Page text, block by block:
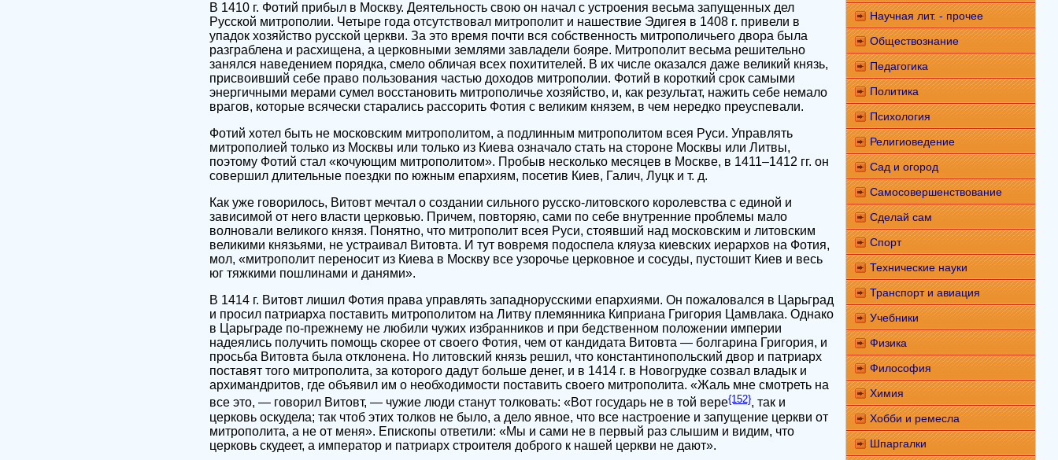
В 1410 г. Фотий прибыл в Москву. Деятельность свою он начал с устроения весьма запущенных дел
Русской митрополии. Четыре года отсутствовал митрополит и нашествие Эдигея в 1408 г. привели в
упадок хозяйство русской церкви. За это время почти вся собственность митрополичьего двора была
разграблена и расхищена, а церковными землями завладели бояре. Митрополит весьма решительно
занялся наведением порядка, смело обличая всех похитителей. В их числе оказался даже великий князь,
присвоивший себе право пользования частью доходов митрополии. Фотий в короткий срок самыми
энергичными мерами сумел восстановить митрополичье хозяйство, и, как результат, нажить себе немало
врагов, которые всячески старались рассорить Фотия с великим князем, в чем нередко преуспевали.
Фотий хотел быть не московским митрополитом, а подлинным митрополитом всея Руси. Управлять
митрополией только из Москвы или только из Киева означало стать на стороне Москвы или Литвы,
поэтому Фотий стал «кочующим митрополитом». Пробыв несколько месяцев в Москве, в 1411–1412 гг. он
совершил длительные поездки по южным епархиям, посетив Киев, Галич, Луцк и т. д.
Как уже говорилось, Витовт мечтал о создании сильного русско-литовского королевства с единой и
зависимой от него власти церковью. Причем, повторяю, сами по себе внутренние проблемы мало
волновали великого князя. Понятно, что митрополит всея Руси, стоявший над московским и литовским
великими князьями, не устраивал Витовта. И тут вовремя подоспела кляуза киевских иерархов на Фотия,
мол, «митрополит переносит из Киева в Москву все узорочье церковное и сосуды, пустошит Киев и весь
юг тяжкими пошлинами и данями».
В 1414 г. Витовт лишил Фотия права управлять западнорусскими епархиями. Он пожаловался в Царьград
и просил патриарха поставить митрополитом на Литву племянника Киприана Григория Цамвлака. Однако
в Царьграде по-прежнему не любили чужих избранников и при бедственном положении империи
надеялись получить помощь скорее от своего Фотия, чем от кандидата Витовта — болгарина Григория, и
просьба Витовта была отклонена. Но литовский князь решил, что константинопольский двор и патриарх
поставят того митрополита, за которого дадут больше денег, и в 1414 г. в Новогрудке созвал владык и
архимандритов, где объявил им о необходимости поставить своего митрополита. «Жаль мне смотреть на
все это, — говорил Витовт, — чужие люди станут толковать: «Вот государь не в той вере{152}, так и
церковь оскудела; так чтоб этих толков не было, а дело явное, что все настроение и запущение церкви от
митрополита, а не от меня». Епископы ответили: «Мы и сами не в первый раз слышим и видим, что
церковь скудеет, а император и патриарх строителя доброго к нашей церкви не дают».
Научная лит. - прочее
Обществознание
Педагогика
Политика
Психология
Религиоведение
Сад и огород
Самосовершенствование
Сделай сам
Спорт
Технические науки
Транспорт и авиация
Учебники
Физика
Философия
Химия
Хобби и ремесла
Шпаргалки